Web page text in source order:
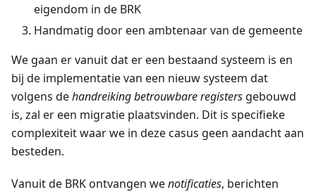
eigendom in de BRK
Handmatig door een ambtenaar van de gemeente
We gaan er vanuit dat er een bestaand systeem is en
bij de implementatie van een nieuw systeem dat
volgens dehandreiking betrouwbare registers gebouwd
is, zal er een migratie plaatsvinden. Dit is specifieke
complexiteit waar we in deze casus geen aandacht aan
besteden.
Vanuit de BRK ontvangen wenotificaties, berichten